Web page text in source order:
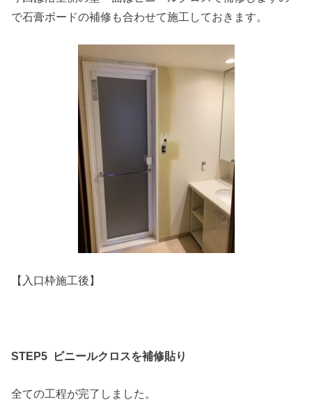
で石膏ボードの補修も合わせて施工しておきます。
【入口枠施工後】
STEP5 ビニールクロスを補修貼り
全ての工程が完了しました。